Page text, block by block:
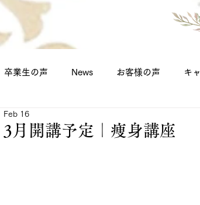
卒業生の声 News お客様の声 キ
からのお知らせ
3月開講予定｜痩身講座
Feb 16